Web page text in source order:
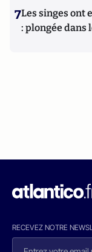
7Les singes ont
: plongée dans
RECEVEZ NOTRE